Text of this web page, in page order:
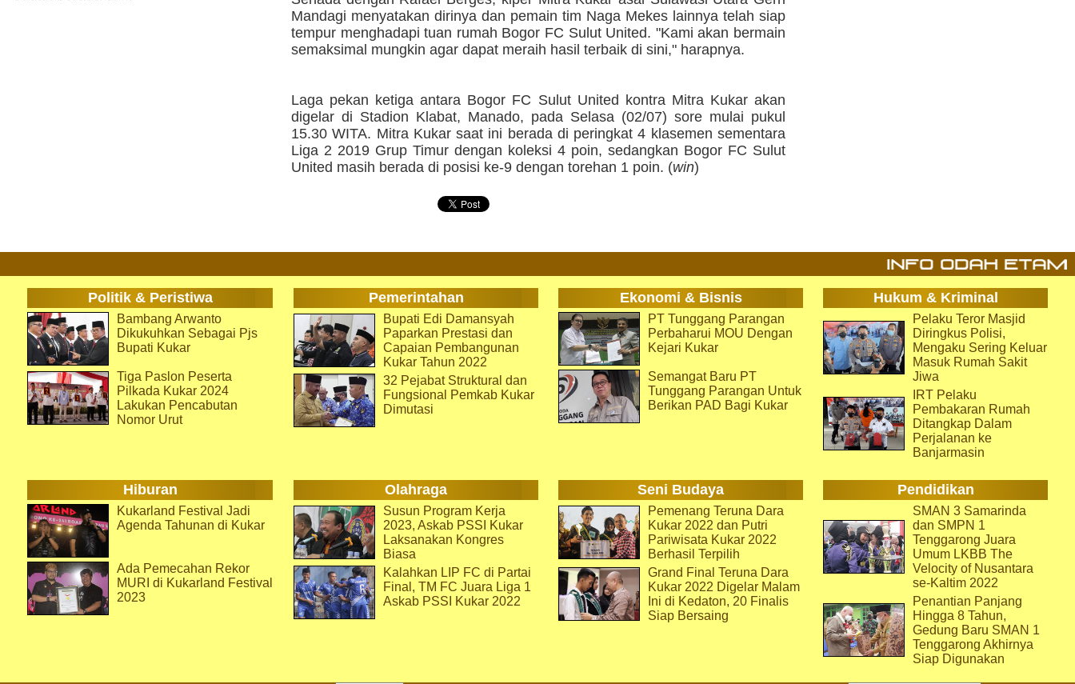
Mandagi menyatakan dirinya dan pemain tim Naga Mekes lainnya telah siap
tempur menghadapi tuan rumah Bogor FC Sulut United. "Kami akan bermain
semaksimal mungkin agar dapat meraih hasil terbaik di sini," harapnya.
Laga pekan ketiga antara Bogor FC Sulut United kontra Mitra Kukar akan
digelar di Stadion Klabat, Manado, pada Selasa (02/07) sore mulai pukul
15.30 WITA. Mitra Kukar saat ini berada di peringkat 4 klasemen sementara
Liga 2 2019 Grup Timur dengan koleksi 4 poin, sedangkan Bogor FC Sulut
United masih berada di posisi ke-9 dengan torehan 1 poin. (win)
Politik & Peristiwa Pemerintahan Ekonomi & Bisnis Hukum & Kriminal
Bambang Arwanto
Dikukuhkan Sebagai Pjs
Bupati Kukar
Tiga Paslon Peserta
Pilkada Kukar 2024
Lakukan Pencabutan
Nomor Urut
Bupati Edi Damansyah
Paparkan Prestasi dan
Capaian Pembangunan
Kukar Tahun 2022
32 Pejabat Struktural dan
Fungsional Pemkab Kukar
Dimutasi
PT Tunggang Parangan
Perbaharui MOU Dengan
Kejari Kukar
Semangat Baru PT
Tunggang Parangan Untuk
Berikan PAD Bagi Kukar
Pelaku Teror Masjid
Diringkus Polisi,
Mengaku Sering Keluar
Masuk Rumah Sakit
Jiwa
IRT Pelaku
Pembakaran Rumah
Ditangkap Dalam
Perjalanan ke
Banjarmasin
Hiburan Olahraga Seni Budaya Pendidikan
Kukarland Festival Jadi
Agenda Tahunan di Kukar
Ada Pemecahan Rekor
MURI di Kukarland Festival
2023
Susun Program Kerja
2023, Askab PSSI Kukar
Laksanakan Kongres
Biasa
Kalahkan LIP FC di Partai
Final, TM FC Juara Liga 1
Askab PSSI Kukar 2022
Pemenang Teruna Dara
Kukar 2022 dan Putri
Pariwisata Kukar 2022
Berhasil Terpilih
Grand Final Teruna Dara
Kukar 2022 Digelar Malam
Ini di Kedaton, 20 Finalis
Siap Bersaing
SMAN 3 Samarinda
dan SMPN 1
Tenggarong Juara
Umum LKBB The
Velocity of Nusantara
se-Kaltim 2022
Penantian Panjang
Hingga 8 Tahun,
Gedung Baru SMAN 1
Tenggarong Akhirnya
Siap Digunakan